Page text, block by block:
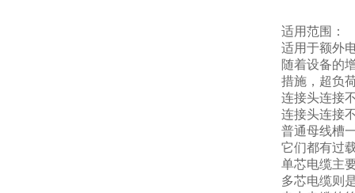
适用范围：
适用于额外
随着设备的
措施，超负
连接头连接
连接头连接
普通母线槽
它们都有过
单芯电缆主
多芯电缆则